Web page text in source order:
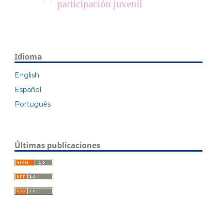
participación juvenil
Idioma
English
Español
Português
Últimas publicaciones